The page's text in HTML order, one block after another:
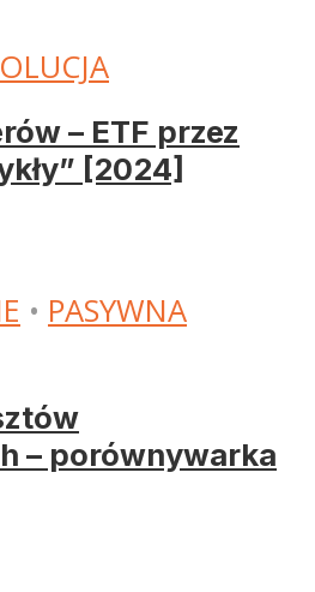
– ETF przez
[2024]
• PASYWNA
– porównywarka